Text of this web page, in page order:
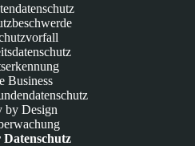
Business
by Design